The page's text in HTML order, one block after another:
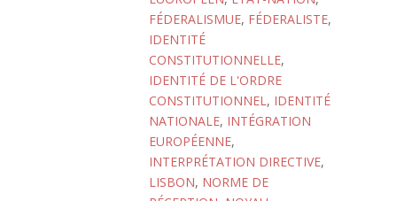
FÉDERALISMUE, FÉDERALISTE,
IDENTITÉ
CONSTITUTIONNELLE,
IDENTITÉ DE L'ORDRE
CONSTITUTIONNEL, IDENTITÉ
NATIONALE, INTÉGRATION
EUROPÉENNE,
INTERPRÉTATION DIRECTIVE,
LISBON, NORME DE